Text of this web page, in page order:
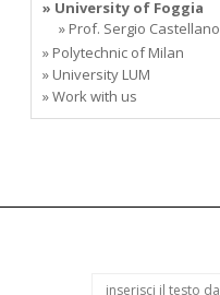
» University of Foggia
» Prof. Sergio Castellano
» Polytechnic of Milan
» University LUM
» Work with us